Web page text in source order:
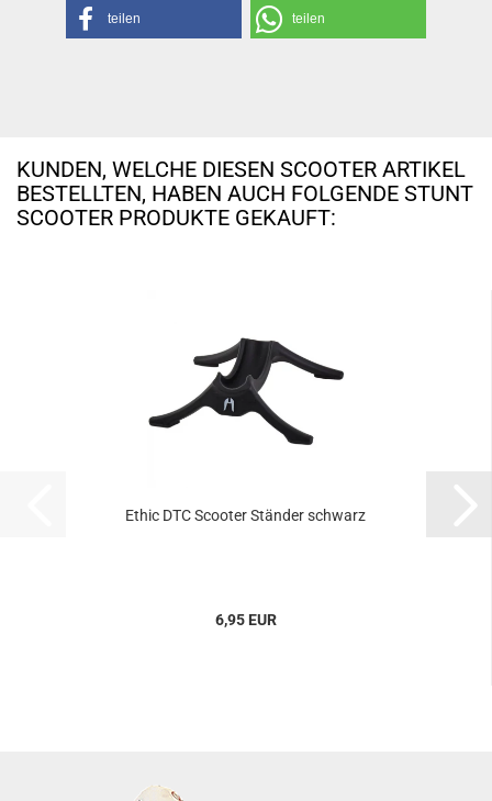
teilen teilen
KUNDEN, WELCHE DIESEN SCOOTER ARTIKEL
BESTELLTEN, HABEN AUCH FOLGENDE STUNT
SCOOTER PRODUKTE GEKAUFT:
Ethic DTC Scooter Ständer schwarz
6,95 EUR